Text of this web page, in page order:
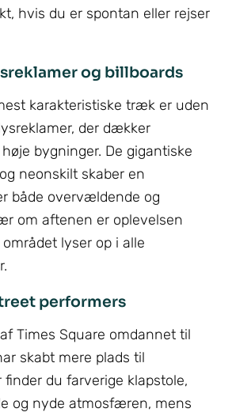
hvis du er spontan eller rejser
og billboards
karakteristiske træk er uden
der dækker
bygninger. De gigantiske
neonskilt skaber en
både overvældende og
om aftenen er oplevelsen
lyser op i alle
performers
Times Square omdannet til
skabt mere plads til
du farverige klapstole,
og nyde atmosfæren, mens